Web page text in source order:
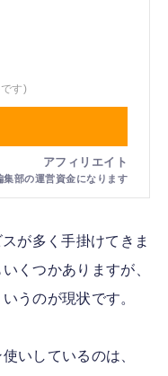
す)
が多く手掛けてきま
くつかありますが、
うのが現状です。
いしているのは、